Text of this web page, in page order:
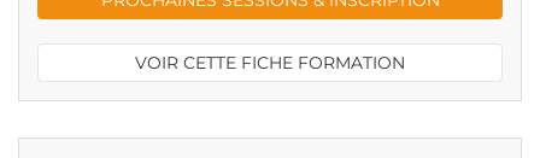
VOIR CETTE FICHE FORMATION